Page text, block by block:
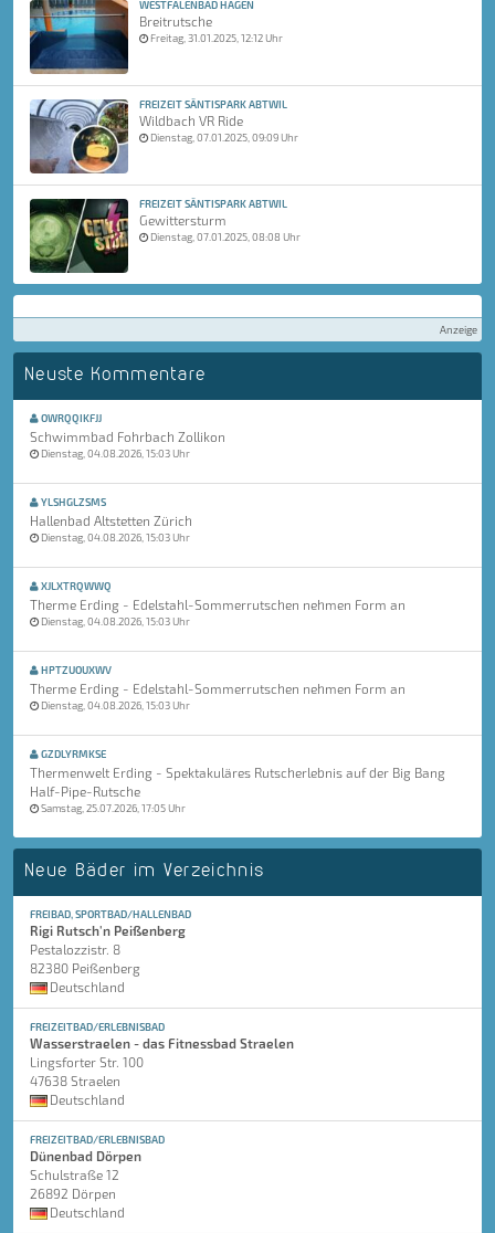
WESTFALENBAD HAGEN
Breitrutsche
Freitag, 31.01.2025, 12:12 Uhr
FREIZEIT SÄNTISPARK ABTWIL
Wildbach VR Ride
Dienstag, 07.01.2025, 09:09 Uhr
FREIZEIT SÄNTISPARK ABTWIL
Gewittersturm
Dienstag, 07.01.2025, 08:08 Uhr
Anzeige
Neuste Kommentare
OWRQQIKFJJ
Schwimmbad Fohrbach Zollikon
Dienstag, 04.08.2026, 15:03 Uhr
YLSHGLZSMS
Hallenbad Altstetten Zürich
Dienstag, 04.08.2026, 15:03 Uhr
XJLXTRQWWQ
Therme Erding - Edelstahl-Sommerrutschen nehmen Form an
Dienstag, 04.08.2026, 15:03 Uhr
HPTZUOUXWV
Therme Erding - Edelstahl-Sommerrutschen nehmen Form an
Dienstag, 04.08.2026, 15:03 Uhr
GZDLYRMKSE
Thermenwelt Erding - Spektakuläres Rutscherlebnis auf der Big Bang
Half-Pipe-Rutsche
Samstag, 25.07.2026, 17:05 Uhr
Neue Bäder im Verzeichnis
FREIBAD, SPORTBAD/HALLENBAD
Rigi Rutsch'n Peißenberg
Pestalozzistr. 8
82380 Peißenberg
Deutschland
FREIZEITBAD/ERLEBNISBAD
Wasserstraelen - das Fitnessbad Straelen
Lingsforter Str. 100
47638 Straelen
Deutschland
FREIZEITBAD/ERLEBNISBAD
Dünenbad Dörpen
Schulstraße 12
26892 Dörpen
Deutschland